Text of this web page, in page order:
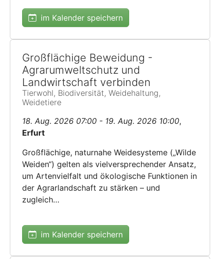
im Kalender speichern
Großflächige Beweidung -
Agrarumweltschutz und
Landwirtschaft verbinden
Tierwohl, Biodiversität, Weidehaltung,
Weidetiere
18. Aug. 2026 07:00 - 19. Aug. 2026 10:00,
Erfurt
Großflächige, naturnahe Weidesysteme („Wilde
Weiden“) gelten als vielversprechender Ansatz,
um Artenvielfalt und ökologische Funktionen in
der Agrarlandschaft zu stärken – und
zugleich…
im Kalender speichern